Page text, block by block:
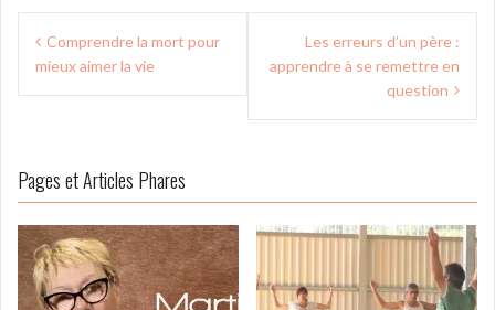
Navigation
deComprendre la mort pour
mieux aimer la vie
Les erreurs d’un père :
apprendre à se remettre en
question
Pages et Articles Phares